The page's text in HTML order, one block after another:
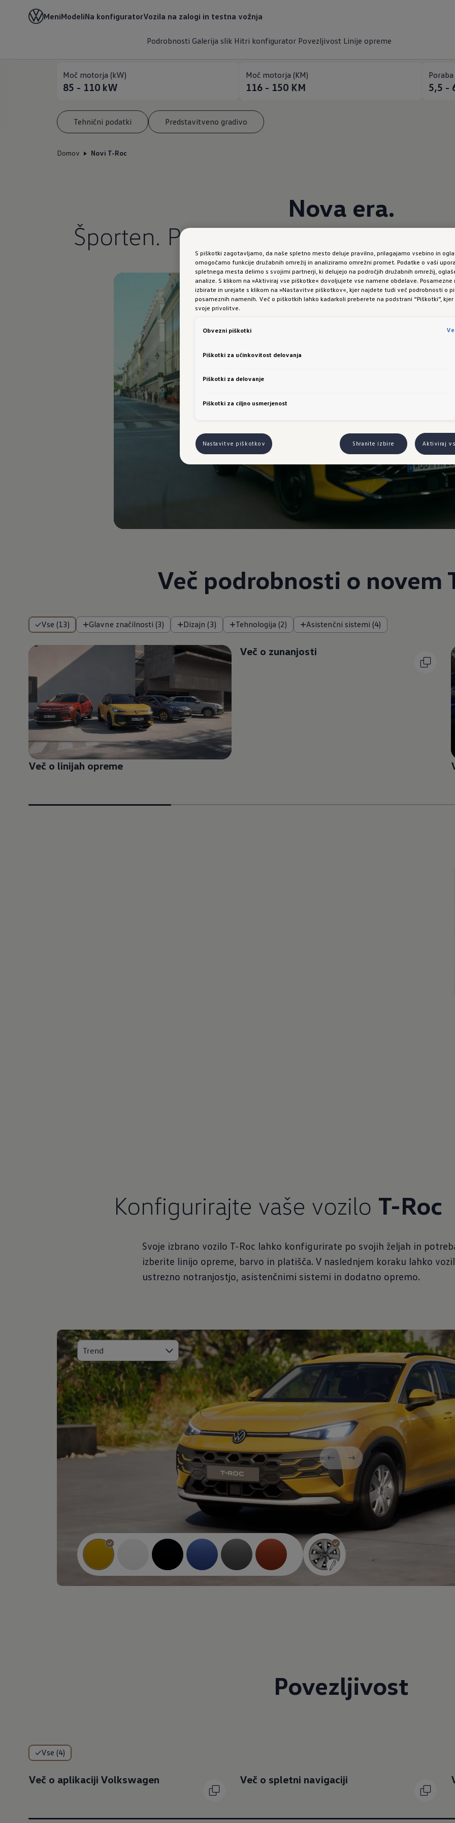
MeniModeliNa konfiguratorVozila na zalogi in testna vožnja
Podrobnosti Galerija slik Hitri konfigurator Povezljivost Linije opreme
z DDV
Moč motorja (kW)
85 - 110 kW
Moč motorja (KM)
116 - 150 KM
Poraba
5,5 -
Tehnični podatki Predstavitveno gradivo
Domov Novi T-Roc
Nova era.
Športen. Prilagodljiv. Udoben.
Več podrobnosti o novem
Vse (13) Glavne značilnosti (3) Dizajn (3) Tehnologija (2) Asistenčni sistemi (4)
Več o linijah opreme
Več o zunanjosti
Konfigurirajte vaše vozilo T-Roc
Svoje izbrano vozilo T-Roc lahko konfigurirate po svojih željah in
izberite linijo opreme, barvo in platišča. V naslednjem koraku lahko
ustrezno notranjostjo, asistenčnimi sistemi in dodatno opremo.
Povezljivost
Vse (4)
Več o aplikaciji Volkswagen Več o spletni navigaciji
S piškotki zagotavljamo, da naše spletno mesto deluje pravilno, prilagajamo vsebino in
omogočamo funkcije družabnih omrežij in analiziramo omrežni promet. Podatke o vaši
spletnega mesta delimo s svojimi partnerji, ki delujejo na področjih družabnih omrežij,
analize. S klikom na »Aktiviraj vse piškotke« dovoljujete vse namene obdelave. Posamezne
izbirate in urejate s klikom na »Nastavitve piškotkov«, kjer najdete tudi več podrobnosti o
posameznih namenih. Več o piškotkih lahko kadarkoli preberete na podstrani “Piškotki”,
svoje privolitve.
Obvezni piškotki
Piškotki za učinkovitost delovanja
Piškotki za delovanje
Piškotki za ciljno usmerjenost
Nastavitve piškotkov Shranite izbire Aktiviraj